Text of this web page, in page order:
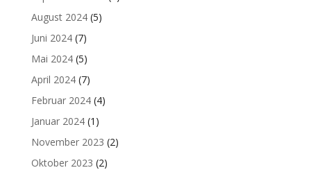
August 2024(5)
Juni 2024(7)
Mai 2024(5)
April 2024(7)
Februar 2024(4)
Januar 2024(1)
November 2023 (2)
Oktober 2023 (2)